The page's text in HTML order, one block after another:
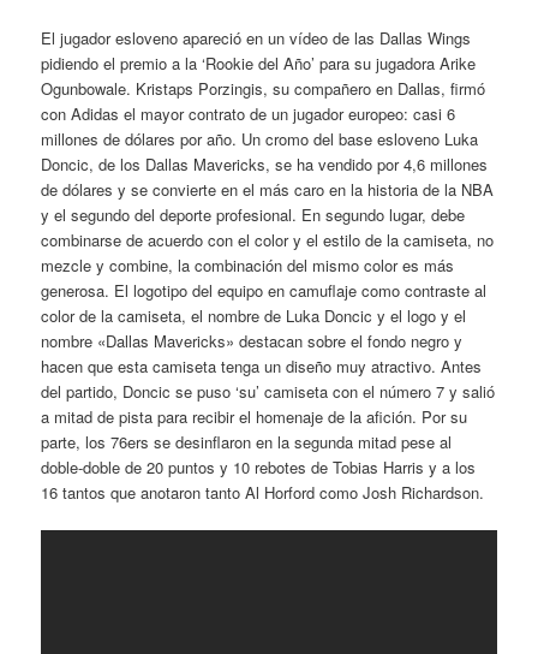
El jugador esloveno apareció en un vídeo de las Dallas Wings
pidiendo el premio a la ‘Rookie del Año’ para su jugadora Arike
Ogunbowale. Kristaps Porzingis, su compañero en Dallas, firmó
con Adidas el mayor contrato de un jugador europeo: casi 6
millones de dólares por año. Un cromo del base esloveno Luka
Doncic, de los Dallas Mavericks, se ha vendido por 4,6 millones
de dólares y se convierte en el más caro en la historia de la NBA
y el segundo del deporte profesional. En segundo lugar, debe
combinarse de acuerdo con el color y el estilo de la camiseta, no
mezcle y combine, la combinación del mismo color es más
generosa. El logotipo del equipo en camuflaje como contraste al
color de la camiseta, el nombre de Luka Doncic y el logo y el
nombre «Dallas Mavericks» destacan sobre el fondo negro y
hacen que esta camiseta tenga un diseño muy atractivo. Antes
del partido, Doncic se puso ‘su’ camiseta con el número 7 y salió
a mitad de pista para recibir el homenaje de la afición. Por su
parte, los 76ers se desinflaron en la segunda mitad pese al
doble-doble de 20 puntos y 10 rebotes de Tobias Harris y a los
16 tantos que anotaron tanto Al Horford como Josh Richardson.